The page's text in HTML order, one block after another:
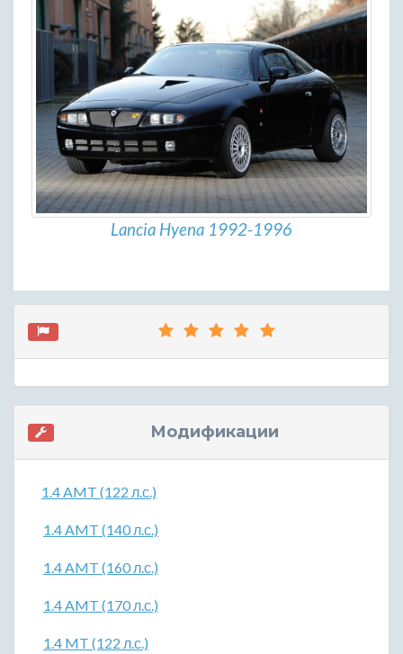
Lancia Hyena 1992-1996
Модификации
1.4 AMT (122 л.с.)
1.4 AMT (140 л.с.)
1.4 AMT (160 л.с.)
1.4 AMT (170 л.с.)
1.4 MT (122 л.с.)